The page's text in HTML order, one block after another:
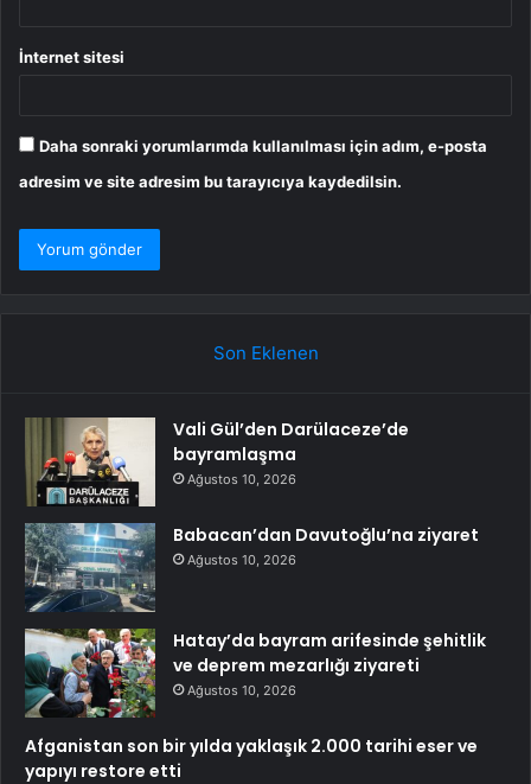
İnternet sitesi
Daha sonraki yorumlarımda kullanılması için adım, e-posta
adresim ve site adresim bu tarayıcıya kaydedilsin.
Son Eklenen
Vali Gül’den Darülaceze’de
bayramlaşma
Ağustos 10, 2026
Babacan’dan Davutoğlu’na ziyaret
Ağustos 10, 2026
Hatay’da bayram arifesinde şehitlik
ve deprem mezarlığı ziyareti
Ağustos 10, 2026
Afganistan son bir yılda yaklaşık 2.000 tarihi eser ve
yapıyı restore etti